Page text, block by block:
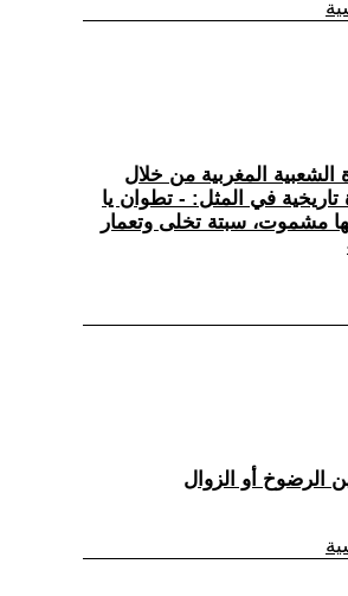
الشعبية المغربية من خلال
تاريخية في المثل: - تطوان يا
مشموت، سبتة تخلى وتعمار